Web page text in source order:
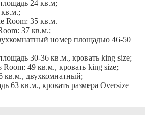
24 кв.м;
Room: 35 кв.м.
37 кв.м.;
номер площадью 46-50
30-36 кв.м., кровать king size;
Room: 49 кв.м., кровать king size;
кв.м., двухкомнатный;
63 кв.м., кровать размера Oversize